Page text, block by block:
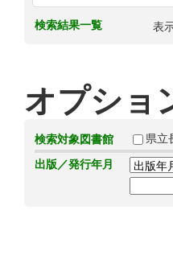
検索結果一覧 表
オプショ
検索対象図書館 県立
出版／発行年月